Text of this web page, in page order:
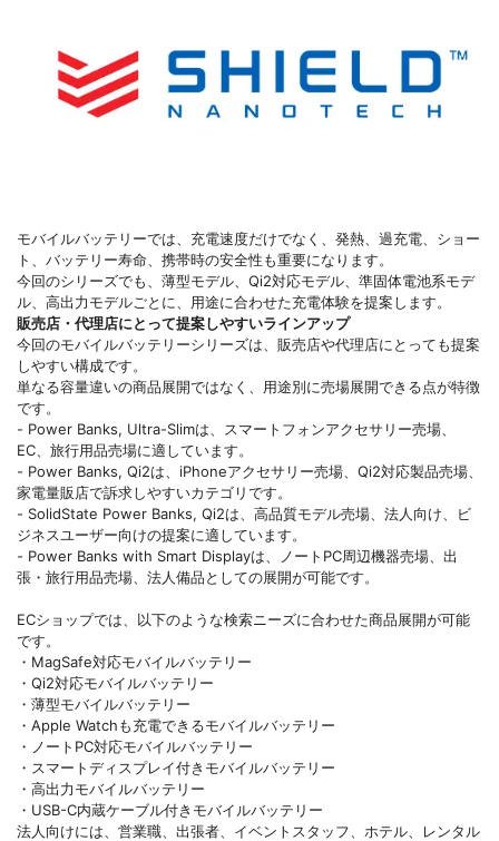
モバイルバッテリーでは、充電速度だけでなく、発熱、過充電、ショー
ト、バッテリー寿命、携帯時の安全性も重要になります。
今回のシリーズでも、薄型モデル、Qi2対応モデル、準固体電池系モデ
ル、高出力モデルごとに、用途に合わせた充電体験を提案します。
販売店・代理店にとって提案しやすいラインアップ
今回のモバイルバッテリーシリーズは、販売店や代理店にとっても提案
しやすい構成です。
単なる容量違いの商品展開ではなく、用途別に売場展開できる点が特徴
です。
- Power Banks, Ultra-Slimは、スマートフォンアクセサリー売場、
EC、旅行用品売場に適しています。
- Power Banks, Qi2は、iPhoneアクセサリー売場、Qi2対応製品売場、
家電量販店で訴求しやすいカテゴリです。
- SolidState Power Banks, Qi2は、高品質モデル売場、法人向け、ビ
ジネスユーザー向けの提案に適しています。
- Power Banks with Smart Displayは、ノートPC周辺機器売場、出
張・旅行用品売場、法人備品としての展開が可能です。
ECショップでは、以下のような検索ニーズに合わせた商品展開が可能
です。
・MagSafe対応モバイルバッテリー
・Qi2対応モバイルバッテリー
・薄型モバイルバッテリー
・Apple Watchも充電できるモバイルバッテリー
・ノートPC対応モバイルバッテリー
・スマートディスプレイ付きモバイルバッテリー
・高出力モバイルバッテリー
・USB-C内蔵ケーブル付きモバイルバッテリー
法人向けには、営業職、出張者、イベントスタッフ、ホテル、レンタル